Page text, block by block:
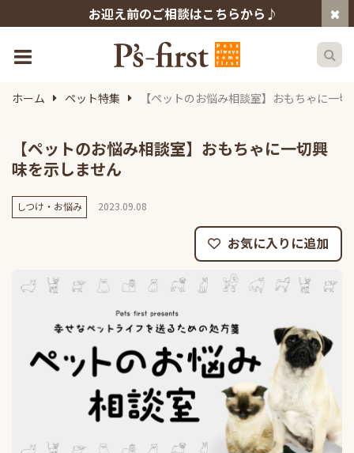
お迎え前のご相談はこちらから♪
ホーム ペット特集 【ペットのお悩み相談室】おもちゃに一
【ペットのお悩み相談室】おもちゃに一切興
味を示しません
しつけ・お悩み 2023.09.08
お気に入りに追加